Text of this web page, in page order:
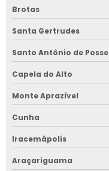
Brotas
Santa Gertrudes
Santo Antônio de Posse
Capela do Alto
Monte Aprazível
Cunha
Iracemápolis
Araçariguama